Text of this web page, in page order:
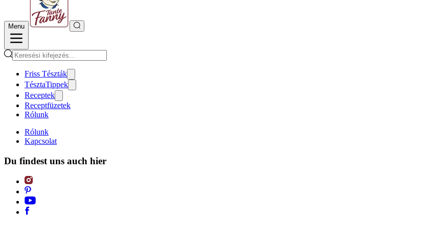
Menu
Friss Tészták
TésztaTippek
Receptek
Receptfüzetek
Rólunk
Rólunk
Kapcsolat
Du findest uns auch hier